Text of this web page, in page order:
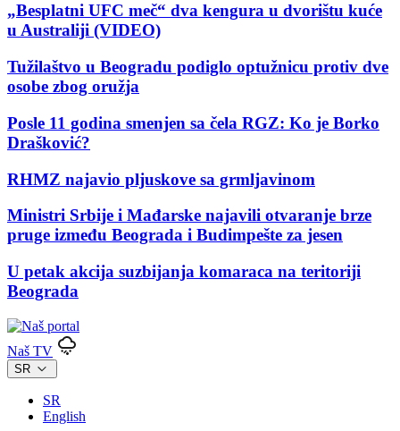
„Besplatni UFC meč“ dva kengura u dvorištu kuće
u Australiji (VIDEO)
Tužilaštvo u Beogradu podiglo optužnicu protiv dve
osobe zbog oružja
Posle 11 godina smenjen sa čela RGZ: Ko je Borko
Drašković?
RHMZ najavio pljuskove sa grmljavinom
Ministri Srbije i Mađarske najavili otvaranje brze
pruge između Beograda i Budimpešte za jesen
U petak akcija suzbijanja komaraca na teritoriji
Beograda
Naš TV
SR
SR
English